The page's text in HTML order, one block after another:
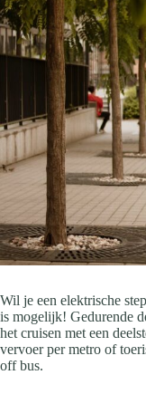
Wil je een elektrische
is mogelijk! Gedurende
het cruisen met een
vervoer per metro of
off bus.